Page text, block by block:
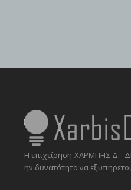
Η επιχείρηση ΧΑΡΜΠΗΣ Δ. -
ην δυνατότητα να